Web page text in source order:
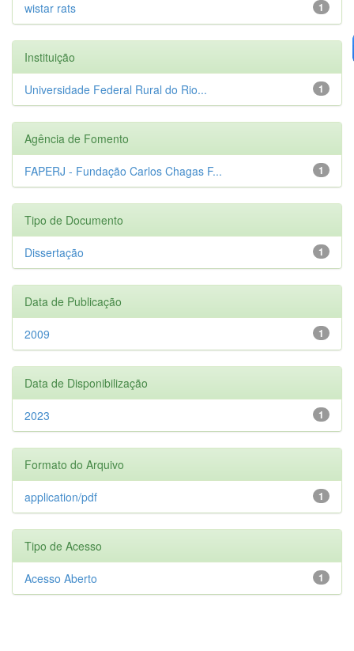
1
wistar rats
Instituição
1
Universidade Federal Rural do Rio...
Agência de Fomento
1
FAPERJ - Fundação Carlos Chagas F...
Tipo de Documento
1
Dissertação
Data de Publicação
1
2009
Data de Disponibilização
1
2023
Formato do Arquivo
1
application/pdf
Tipo de Acesso
1
Acesso Aberto